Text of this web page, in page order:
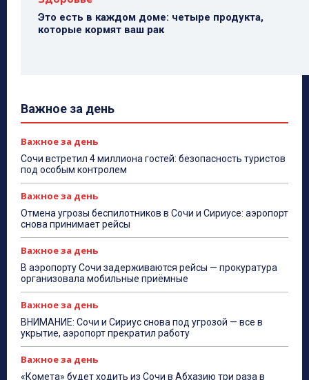
Это есть в каждом доме: четыре продукта,
которые кормят ваш рак
Важное за день
Важное за день
Сочи встретил 4 миллиона гостей: безопасность туристов
под особым контролем
Важное за день
Отмена угрозы беспилотников в Сочи и Сириусе: аэропорт
снова принимает рейсы
Важное за день
В аэропорту Сочи задерживаются рейсы — прокуратура
организовала мобильные приёмные
Важное за день
ВНИМАНИЕ: Сочи и Сириус снова под угрозой — все в
укрытие, аэропорт прекратил работу
Важное за день
«Комета» будет ходить из Сочи в Абхазию три раза в